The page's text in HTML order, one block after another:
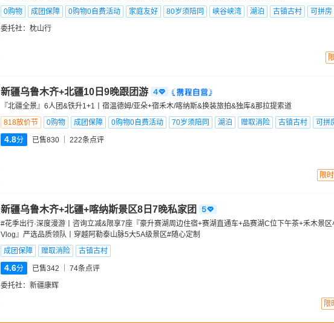
0购物
成团保障 0购物0自费活动 家庭友好 80岁须陪同 峡谷峡湾 湖泊 古镇古村
可拼房
委托社： 枕山行
新疆乌鲁木齐+北疆10日9晚跟团游
『北疆全景』6人团&铁升1+1丨宿温德姆/亚朵+宿禾木/喀纳斯&换装旅拍&独库&那拉提索道
818放价节
0购物 成团保障 0购物0自费活动 70岁须陪同 湖泊 赠取消险 古镇古村 可拼
4.8分 已售830 222条点评
限
新疆乌鲁木齐+北疆+喀纳斯景区8日7晚私家团
#花季出行·深度漫游丨咨询立减&限享7座『豪升赛湖周边住宿+赛湖直通车+品赛湖C位下午茶+禾木景
Vlog』严选品质领队丨穿越阿勒泰山脉5大5A级景区#随心定制
成团保障
赠取消险 古镇古村
4.6分 已售342 74条点评
委托社： 新疆康辉
限